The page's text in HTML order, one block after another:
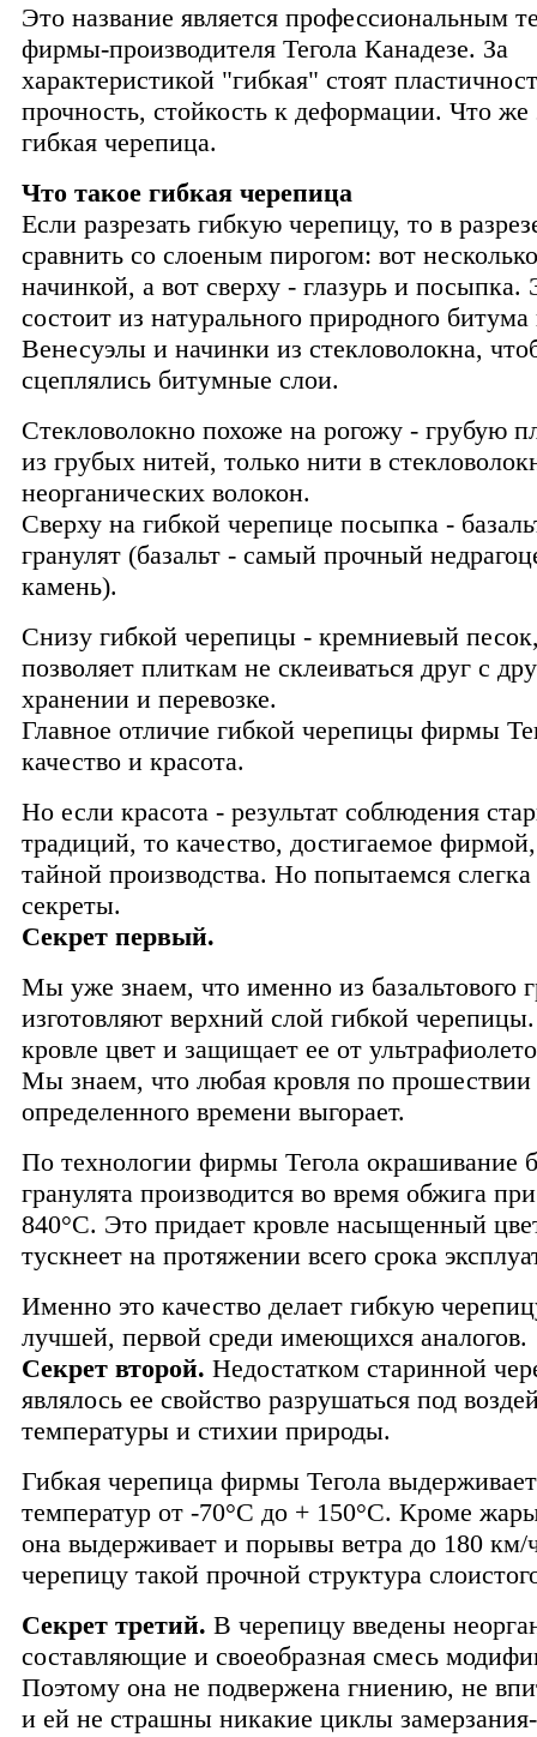
Это название является профессиональным
фирмы-производителя Тегола Канадезе. За
характеристикой "гибкая" стоят
прочность, стойкость к деформации. Что же
гибкая черепица.
Что такое гибкая черепица
Если разрезать гибкую черепицу, то в
сравнить со слоеным пирогом: вот
начинкой, а вот сверху - глазурь и посыпка.
состоит из натурального природного битума
Венесуэлы и начинки из стекловолокна,
сцеплялись битумные слои.
Стекловолокно похоже на рогожу - грубую
из грубых нитей, только нити в
неорганических волокон.
Сверху на гибкой черепице посыпка -
гранулят (базальт - самый прочный
камень).
Снизу гибкой черепицы - кремниевый
позволяет плиткам не склеиваться друг с
хранении и перевозке.
Главное отличие гибкой черепицы фирмы
качество и красота.
Но если красота - результат соблюдения
традиций, то качество, достигаемое фирмой,
тайной производства. Но попытаемся
секреты.
Секрет первый.
Мы уже знаем, что именно из базальтового
изготовляют верхний слой гибкой
кровле цвет и защищает ее от
Мы знаем, что любая кровля по прошествии
определенного времени выгорает.
По технологии фирмы Тегола окрашивание
гранулята производится во время обжига
840°С. Это придает кровле насыщенный
тускнеет на протяжении всего срока
Именно это качество делает гибкую
лучшей, первой среди имеющихся аналогов.
Секрет второй. Недостатком старинной
являлось ее свойство разрушаться под
температуры и стихии природы.
Гибкая черепица фирмы Тегола
температур от -70°С до + 150°С. Кроме
она выдерживает и порывы ветра до 180 км/
черепицу такой прочной структура
Секрет третий. В черепицу введены
составляющие и своеобразная смесь
Поэтому она не подвержена гниению, не
и ей не страшны никакие циклы